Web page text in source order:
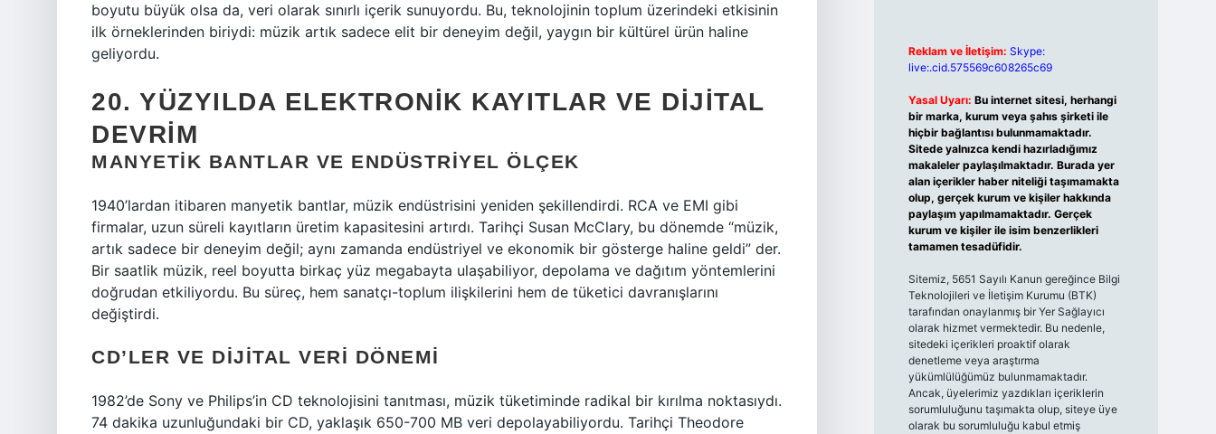
boyutu büyük olsa da, veri olarak sınırlı içerik sunuyordu. Bu, teknolojinin toplum üzerindeki etkisinin
ilk örneklerinden biriydi: müzik artık sadece elit bir deneyim değil, yaygın bir kültürel ürün haline
geliyordu.
20. YÜZYILDA ELEKTRONIK KAYITLAR VE DIJITAL
DEVRIM
MANYETIK BANTLAR VE ENDÜSTRIYEL ÖLÇEK
1940’lardan itibaren manyetik bantlar, müzik endüstrisini yeniden şekillendirdi. RCA ve EMI gibi
firmalar, uzun süreli kayıtların üretim kapasitesini artırdı. Tarihçi Susan McClary, bu dönemde “müzik,
artık sadece bir deneyim değil; aynı zamanda endüstriyel ve ekonomik bir gösterge haline geldi” der.
Bir saatlik müzik, reel boyutta birkaç yüz megabayta ulaşabiliyor, depolama ve dağıtım yöntemlerini
doğrudan etkiliyordu. Bu süreç, hem sanatçı-toplum ilişkilerini hem de tüketici davranışlarını
değiştirdi.
CD’LER VE DIJITAL VERI DÖNEMI
1982’de Sony ve Philips’in CD teknolojisini tanıtması, müzik tüketiminde radikal bir kırılma noktasıydı.
74 dakika uzunluğundaki bir CD, yaklaşık 650-700 MB veri depolayabiliyordu. Tarihçi Theodore
Reklam ve İletişim: Skype:
live:.cid.575569c608265c69
Yasal Uyarı: Bu internet sitesi, herhangi
bir marka, kurum veya şahıs şirketi ile
hiçbir bağlantısı bulunmamaktadır.
Sitede yalnızca kendi hazırladığımız
makaleler paylaşılmaktadır. Burada yer
alan içerikler haber niteliği taşımamakta
olup, gerçek kurum ve kişiler hakkında
paylaşım yapılmamaktadır. Gerçek
kurum ve kişiler ile isim benzerlikleri
tamamen tesadüfidir.
Sitemiz, 5651 Sayılı Kanun gereğince Bilgi
Teknolojileri ve İletişim Kurumu (BTK)
tarafından onaylanmış bir Yer Sağlayıcı
olarak hizmet vermektedir. Bu nedenle,
sitedeki içerikleri proaktif olarak
denetleme veya araştırma
yükümlülüğümüz bulunmamaktadır.
Ancak, üyelerimiz yazdıkları içeriklerin
sorumluluğunu taşımakta olup, siteye üye
olarak bu sorumluluğu kabul etmiş